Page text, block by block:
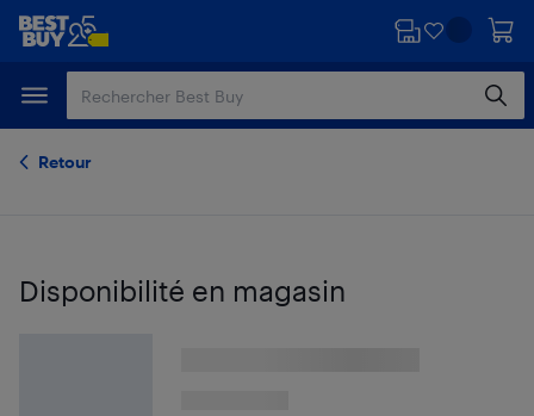
Passer
principal
Passer
Retour
Disponibilité en magasin